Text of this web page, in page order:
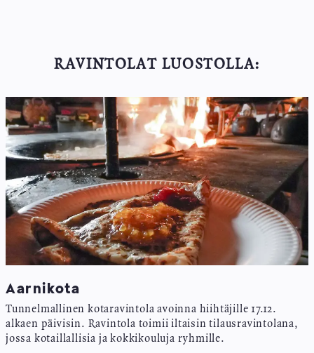
RAVINTOLAT LUOSTOLLA:
Aarnikota
Tunnelmallinen kotaravintola avoinna hiihtäjille 17.12.
alkaen päivisin. Ravintola toimii iltaisin tilausravintolana,
jossa kotaillallisia ja kokkikouluja ryhmille.